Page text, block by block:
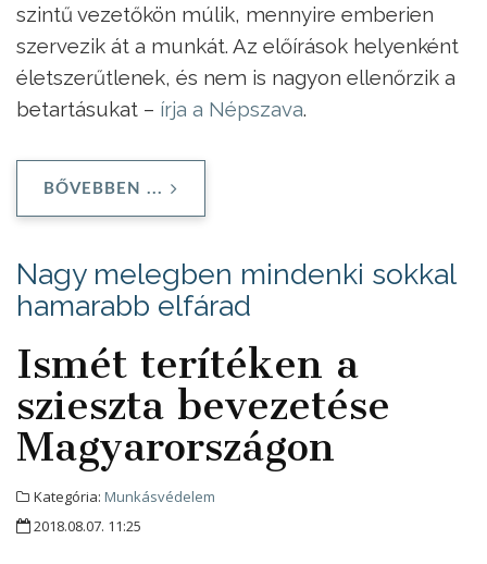
szintű vezetőkön múlik, mennyire emberien
szervezik át a munkát. Az előírások helyenként
életszerűtlenek, és nem is nagyon ellenőrzik a
betartásukat – írja a Népszava.
BŐVEBBEN ...
Nagy melegben mindenki sokkal
hamarabb elfárad
Ismét terítéken a
szieszta bevezetése
Magyarországon
Kategória: Munkásvédelem
2018.08.07. 11:25